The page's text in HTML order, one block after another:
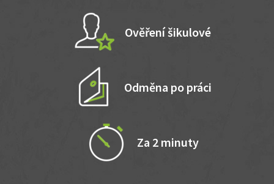
Ověření šikulové
Odměna po práci
Za 2 minuty